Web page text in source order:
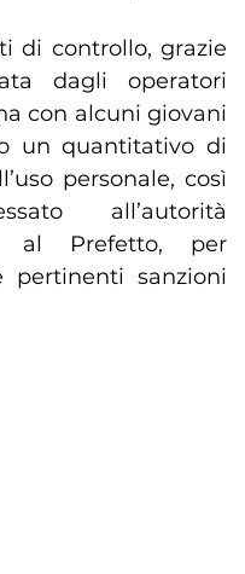
di controllo, grazie
dagli operatori
con alcuni giovani
un quantitativo di
personale, così
all’autorità
al Prefetto, per
pertinenti sanzioni